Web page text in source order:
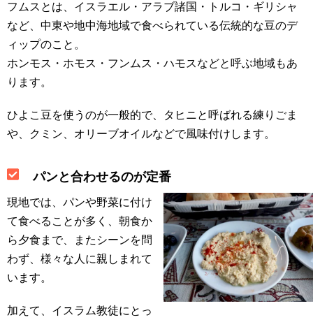
フムスとは、イスラエル・アラブ諸国・トルコ・ギリシャ
など、中東や地中海地域で食べられている伝統的な豆のデ
ィップのこと。
ホンモス・ホモス・フンムス・ハモスなどと呼ぶ地域もあ
ります。
ひよこ豆を使うのが一般的で、タヒニと呼ばれる練りごま
や、クミン、オリーブオイルなどで風味付けします。
パンと合わせるのが定番
現地では、パンや野菜に付け
て食べることが多く、朝食か
ら夕食まで、またシーンを問
わず、様々な人に親しまれて
います。
加えて、イスラム教徒にとっ